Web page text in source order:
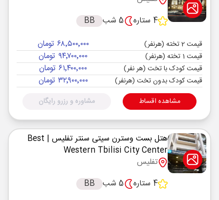
4 ستاره
5 شب BB
قیمت 2 تخته (هرنفر) ۶۸٬۵۰۰٬۰۰۰ تومان
قیمت 1 تخته (هرنفر) ۹۴٬۷۰۰٬۰۰۰ تومان
قیمت کودک با تخت (هر نفر) ۶۱٬۴۰۰٬۰۰۰ تومان
قیمت کودک بدون تخت (هرنفر) ۳۲٬۹۰۰٬۰۰۰ تومان
مشاهده اقساط مشاوره و رزرو رایگان
هتل بست وسترن سیتی سنتر تفلیس | Best
Western Tbilisi City Center
تفلیس
4 ستاره
5 شب BB